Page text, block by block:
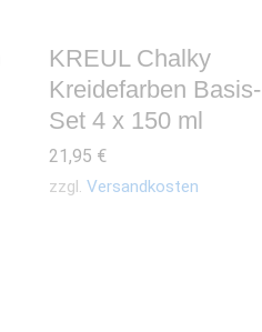
KREUL Chalky
Kreidefarben Basis-
Set 4 x 150 ml
21,95 €
zzgl. Versandkosten